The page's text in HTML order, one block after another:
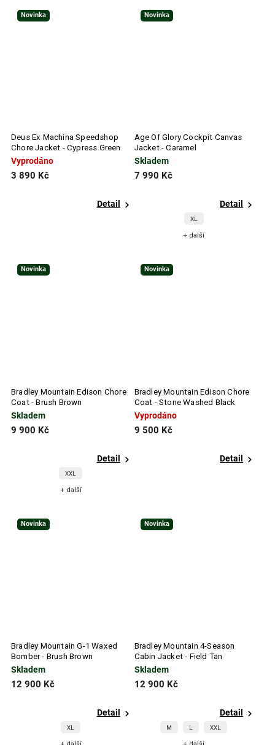
Novinka
Deus Ex Machina Speedshop
Chore Jacket - Cypress Green
Vyprodáno
3 890 Kč
Detail
Novinka
Age Of Glory Cockpit Canvas
Jacket - Caramel
Skladem
7 990 Kč
Detail
XL
+ další
Novinka
Bradley Mountain Edison Chore
Coat - Brush Brown
Skladem
9 900 Kč
Detail
XXL
+ další
Novinka
Bradley Mountain Edison Chore
Coat - Stone Washed Black
Vyprodáno
9 500 Kč
Detail
Novinka
Bradley Mountain G-1 Waxed
Bomber - Brush Brown
Skladem
12 900 Kč
Detail
XL
Novinka
Bradley Mountain 4-Season
Cabin Jacket - Field Tan
Skladem
12 900 Kč
Detail
M L XXL